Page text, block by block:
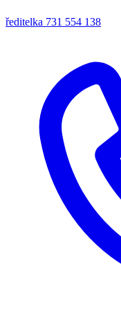
ředitelka 731 554 138